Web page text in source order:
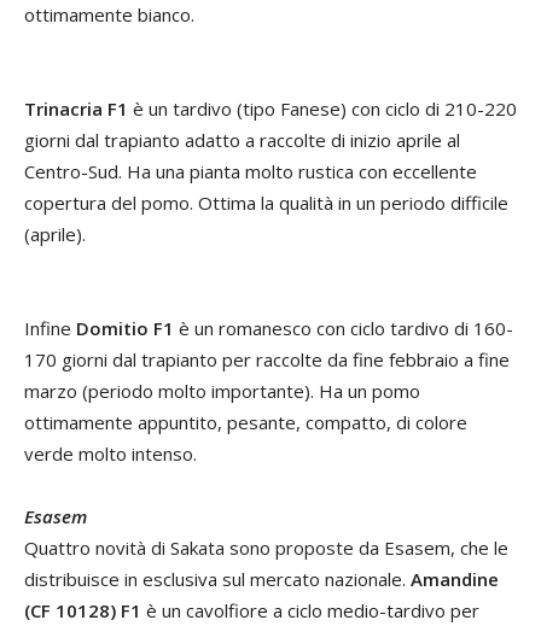
ottimamente bianco.
Trinacria F1 è un tardivo (tipo Fanese) con ciclo di 210-220
giorni dal trapianto adatto a raccolte di inizio aprile al
Centro-Sud. Ha una pianta molto rustica con eccellente
copertura del pomo. Ottima la qualità in un periodo difficile
(aprile).
Infine Domitio F1 è un romanesco con ciclo tardivo di 160-
170 giorni dal trapianto per raccolte da fine febbraio a fine
marzo (periodo molto importante). Ha un pomo
ottimamente appuntito, pesante, compatto, di colore
verde molto intenso.
Esasem
Quattro novità di Sakata sono proposte da Esasem, che le
distribuisce in esclusiva sul mercato nazionale. Amandine
(CF 10128) F1 è un cavolfiore a ciclo medio-tardivo per